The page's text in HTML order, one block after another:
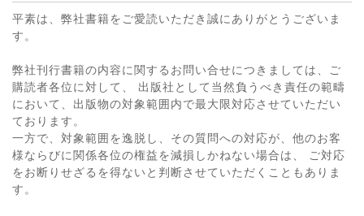
平素は、弊社書籍をご愛読いただき誠にありがとうございま
す。
弊社刊行書籍の内容に関するお問い合せにつきましては、ご
購読者各位に対して、 出版社として当然負うべき責任の範疇
において、出版物の対象範囲内で最大限対応させていただい
ております。
一方で、対象範囲を逸脱し、その質問への対応が、他のお客
様ならびに関係各位の権益を減損しかねない場合は、 ご対応
をお断りせざるを得ないと判断させていただくこともありま
す。